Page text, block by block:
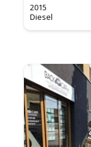
2015
Diesel